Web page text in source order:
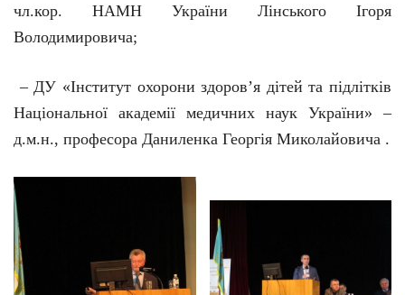
чл.кор. НАМН України Лінського Ігоря
Володимировича;
– ДУ «Інститут охорони здоров’я дітей та підлітків
Національної академії медичних наук України» –
д.м.н., професора Даниленка Георгія Миколайовича .